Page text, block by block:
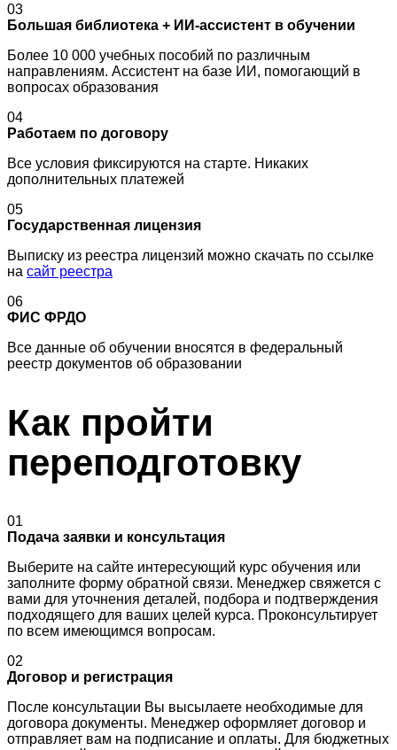
03
Большая библиотека + ИИ-ассистент в обучении
Более 10 000 учебных пособий по различным
направлениям. Ассистент на базе ИИ, помогающий в
вопросах образования
04
Работаем по договору
Все условия фиксируются на старте. Никаких
дополнительных платежей
05
Государственная лицензия
Выписку из реестра лицензий можно скачать по ссылке
на сайт реестра
06
ФИС ФРДО
Все данные об обучении вносятся в федеральный
реестр документов об образовании
Как пройти
переподготовку
01
Подача заявки и консультация
Выберите на сайте интересующий курс обучения или
заполните форму обратной связи. Менеджер свяжется с
вами для уточнения деталей, подбора и подтверждения
подходящего для ваших целей курса. Проконсультирует
по всем имеющимся вопросам.
02
Договор и регистрация
После консультации Вы высылаете необходимые для
договора документы. Менеджер оформляет договор и
отправляет вам на подписание и оплаты. Для бюджетных